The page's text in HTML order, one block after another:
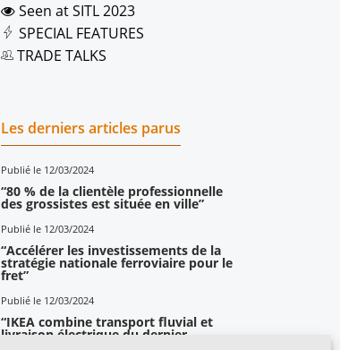
Seen at SITL 2023
SPECIAL FEATURES
TRADE TALKS
Les derniers articles parus
Publié le 12/03/2024
“80 % de la clientèle professionnelle
des grossistes est située en ville”
Publié le 12/03/2024
“Accélérer les investissements de la
stratégie nationale ferroviaire pour le
fret”
Publié le 12/03/2024
“IKEA combine transport fluvial et
livraison électrique du dernier